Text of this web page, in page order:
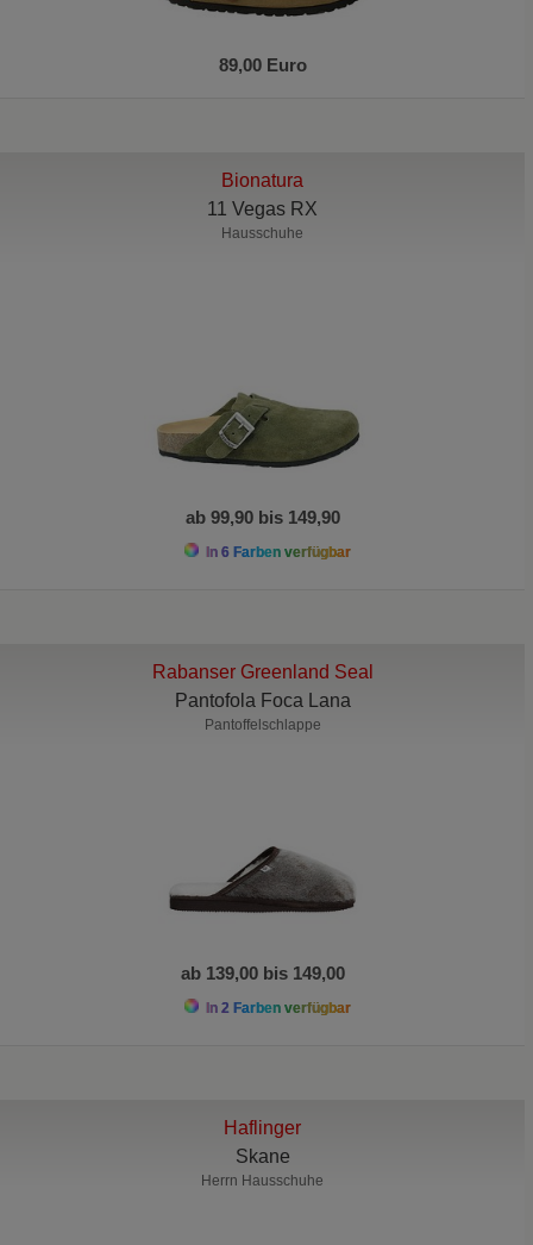
89,00 Euro
Bionatura
11 Vegas RX
Hausschuhe
ab 99,90 bis 149,90
In 6 Farben verfügbar
Rabanser Greenland Seal
Pantofola Foca Lana
Pantoffelschlappe
ab 139,00 bis 149,00
In 2 Farben verfügbar
Haflinger
Skane
Herrn Hausschuhe